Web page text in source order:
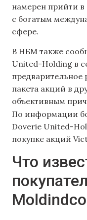
намерен прийти в
с богатым
сфере.
В НБМ также
United-Holding в
пакета акций в
объективным
По информации
Doverie United-
покупке акций
Что